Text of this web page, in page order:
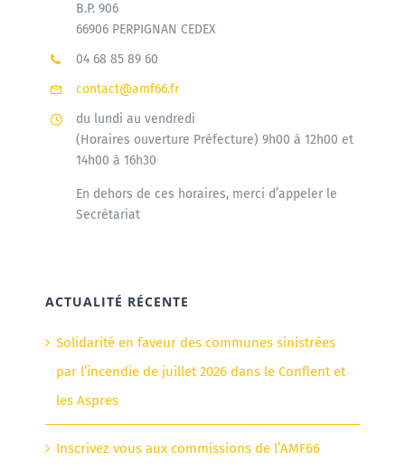
B.P. 906
66906 PERPIGNAN CEDEX
04 68 85 89 60
contact@amf66.fr
du lundi au vendredi
(Horaires ouverture Préfecture) 9h00 à 12h00 et
14h00 à 16h30
En dehors de ces horaires, merci d’appeler le
Secrétariat
ACTUALITÉ RÉCENTE
Solidarité en faveur des communes sinistrées
par l’incendie de juillet 2026 dans le Conflent et
les Aspres
Inscrivez vous aux commissions de l’AMF66